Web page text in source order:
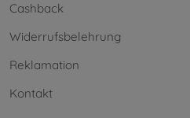
Cashback
Widerrufsbelehrung
Reklamation
Kontakt